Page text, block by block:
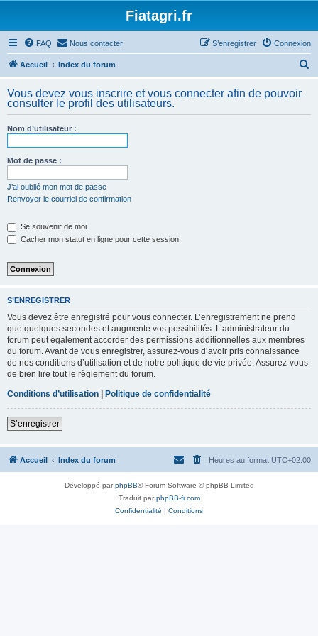
Fiatagri.fr
FAQ Nous contacter Connexion
S’enregistrer
Accueil Index du forum
h
Vous devez vous inscrire et vous connecter afin de pouvoir
consulter le profil des utilisateurs.
Nom d’utilisateur :
Mot de passe :
J’ai oublié mon mot de passe
Renvoyer le courriel de confirmation
Se souvenir de moi
Cacher mon statut en ligne pour cette session
S’ENREGISTRER
Vous devez être enregistré pour vous connecter. L’enregistrement ne prend
que quelques secondes et augmente vos possibilités. L’administrateur du
forum peut également accorder des permissions additionnelles aux membres
du forum. Avant de vous enregistrer, assurez-vous d’avoir pris connaissance
de nos conditions d’utilisation et de notre politique de vie privée. Assurez-vous
de bien lire tout le règlement du forum.
Conditions d’utilisation | Politique de confidentialité
S’enregistrer
Accueil Index du forum Heures au format UTC+02:00
Développé parphpBB® Forum Software © phpBB Limited
Traduit parphpBB-fr.com
Confidentialité | Conditions